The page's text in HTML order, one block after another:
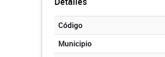
Código
Municipio